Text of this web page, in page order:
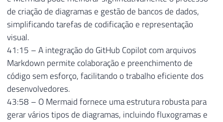
de criação de diagramas e gestão de bancos de dados,
simplificando tarefas de codificação e representação
visual.
41:15 – A integração do GitHub Copilot com arquivos
Markdown permite colaboração e preenchimento de
código sem esforço, facilitando o trabalho eficiente dos
desenvolvedores.
43:58 – O Mermaid fornece uma estrutura robusta para
gerar vários tipos de diagramas, incluindo fluxogramas e